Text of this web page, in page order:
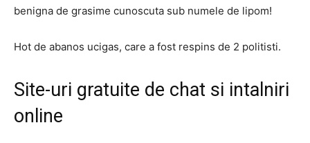
benigna de grasime cunoscuta sub numele de lipom!
Hot de abanos ucigas, care a fost respins de 2 politisti.
Site-uri gratuite de chat si intalniri
online